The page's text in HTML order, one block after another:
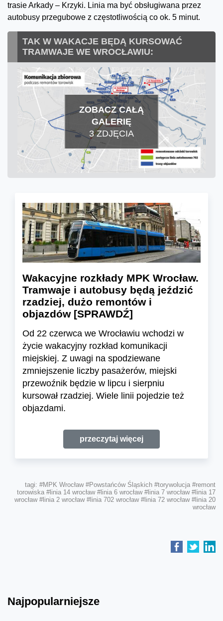
trasie Arkady – Krzyki. Linia ma być obsługiwana przez
autobusy przegubowe z częstotliwością co ok. 5 minut.
TAK W WAKACJE BĘDĄ KURSOWAĆ
TRAMWAJE WE WROCŁAWIU:
ZOBACZ CAŁĄ
GALERIĘ
3 ZDJĘCIA
Wakacyjne rozkłady MPK Wrocław.
Tramwaje i autobusy będą jeździć
rzadziej, dużo remontów i
objazdów [SPRAWDŹ]
Od 22 czerwca we Wrocławiu wchodzi w
życie wakacyjny rozkład komunikacji
miejskiej. Z uwagi na spodziewane
zmniejszenie liczby pasażerów, miejski
przewoźnik będzie w lipcu i sierpniu
kursował rzadziej. Wiele linii pojedzie też
objazdami.
przeczytaj więcej
tagi: #MPK Wrocław #Powstańców Śląskich #torywolucja #remont
torowiska #linia 14 wrocław #linia 6 wrocław #linia 7 wrocław #linia 17
wrocław #linia 2 wrocław #linia 702 wrocław #linia 72 wrocław #linia 20
wrocław
Najpopularniejsze